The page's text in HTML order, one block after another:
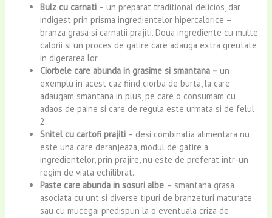
Bulz cu carnati – un preparat traditional delicios, dar
indigest prin prisma ingredientelor hipercalorice –
branza grasa si carnatii prajiti. Doua ingrediente cu multe
calorii si un proces de gatire care adauga extra greutate
in digerarea lor.
Ciorbele care abunda in grasime si smantana –un
exemplu in acest caz fiind ciorba de burta, la care
adaugam smantana in plus, pe care o consumam cu
adaos de paine si care de regula este urmata si de felul
2.
Snitel cu cartofi prajiti – desi combinatia alimentara nu
este una care deranjeaza, modul de gatire a
ingredientelor, prin prajire, nu este de preferat intr-un
regim de viata echilibrat.
Paste care abunda in sosuri albe – smantana grasa
asociata cu unt si diverse tipuri de branzeturi maturate
sau cu mucegai predispun la o eventuala criza de